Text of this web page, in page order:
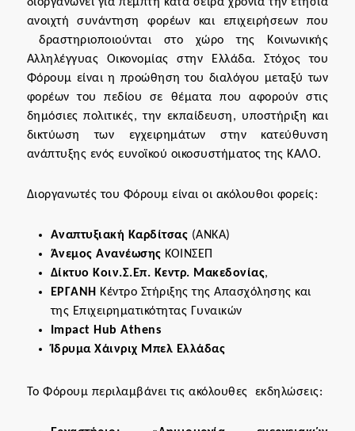
ανοιχτή συνάντηση φορέων και επιχειρήσεων που
δραστηριοποιούνται στο χώρο της Κοινωνικής
Αλληλέγγυας Οικονομίας στην Ελλάδα. Στόχος του
Φόρουμ είναι η προώθηση του διαλόγου μεταξύ των
φορέων του πεδίου σε θέματα που αφορούν στις
δημόσιες πολιτικές, την εκπαίδευση, υποστήριξη και
δικτύωση των εγχειρημάτων στην κατεύθυνση
ανάπτυξης ενός ευνοϊκού οικοσυστήματος της ΚΑΛΟ.
Διοργανωτές του Φόρουμ είναι οι ακόλουθοι φορείς:
Αναπτυξιακή Καρδίτσας (ΑΝΚΑ)
Άνεμος Ανανέωσης ΚΟΙΝΣΕΠ
Δίκτυο Κοιν.Σ.Επ. Κεντρ. Μακεδονίας,
ΕΡΓΑΝΗ Κέντρο Στήριξης της Απασχόλησης και
της Επιχειρηματικότητας Γυναικών
Impact Hub Athens
Ίδρυμα Χάινριχ Μπελ Ελλάδας
Το Φόρουμ περιλαμβάνει τις ακόλουθες εκδηλώσεις: